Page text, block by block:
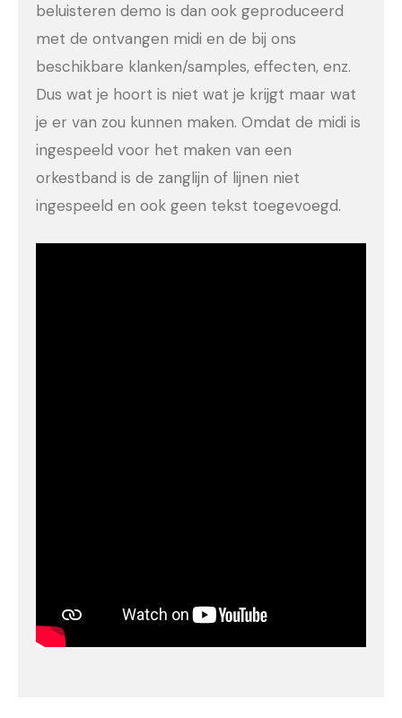
beluisteren demo is dan ook geproduceerd
met de ontvangen midi en de bij ons
beschikbare klanken/samples, effecten, enz.
Dus wat je hoort is niet wat je krijgt maar wat
je er van zou kunnen maken. Omdat de midi is
ingespeeld voor het maken van een
orkestband is de zanglijn of lijnen niet
ingespeeld en ook geen tekst toegevoegd.